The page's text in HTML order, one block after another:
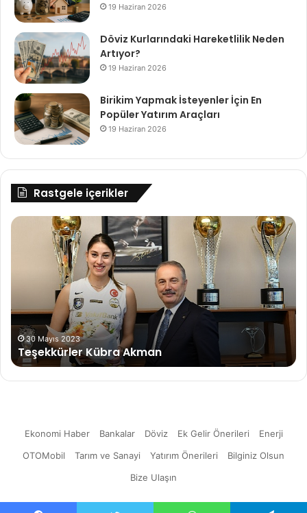
19 Haziran 2026
Döviz Kurlarındaki Hareketlilik Neden
Artıyor?
19 Haziran 2026
Birikim Yapmak İsteyenler İçin En
Popüler Yatırım Araçları
19 Haziran 2026
Rastgele içerikler
Teşekkürler
30 Mayıs 2023
Teşekkürler Kübra Akman
Ekonomi Haber Bankalar Döviz Ek Gelir Önerileri
Enerji
OTOMobil
Tarım ve Sanayi Yatırım Önerileri
Bilginiz Olsun
Bize Ulaşın